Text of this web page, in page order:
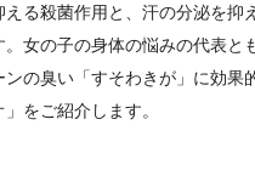
える殺菌作用と、汗の分泌を抑
。女の子の身体の悩みの代表と
ンの臭い「すそわきが」に効果
」をご紹介します。